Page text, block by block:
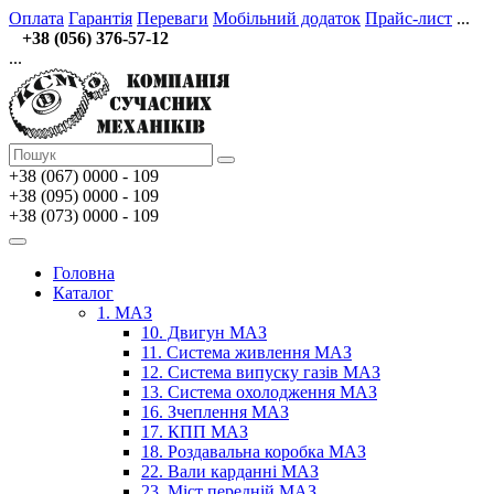
Оплата Гарантія Переваги Мобільний додаток Прайс-лист ...
+38 (056) 376-57-12
...
+38 (067) 0000 - 109
+38 (095) 0000 - 109
+38 (073) 0000 - 109
Головна
Каталог
1. МАЗ
10. Двигун МАЗ
11. Система живлення МАЗ
12. Система випуску газів МАЗ
13. Система охолодження МАЗ
16. Зчеплення МАЗ
17. КПП МАЗ
18. Роздавальна коробка МАЗ
22. Вали карданні МАЗ